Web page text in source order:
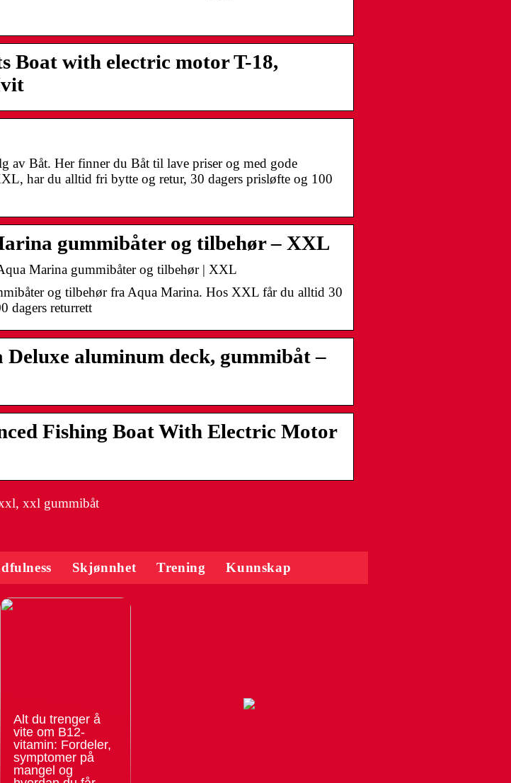
Boat with electric motor T-18,
av Båt. Her finner du Båt til lave priser og med gode
har du alltid fri bytte og retur, 30 dagers prisløfte og 100
gummibåter og tilbehør – XXL
Marina gummibåter og tilbehør | XXL
og tilbehør fra Aqua Marina. Hos XXL får du alltid 30
dagers returrett
aluminum deck, gummibåt –
Fishing Boat With Electric Motor
xxl gummibåt
Skjønnhet Trening Kunnskap
Alt du trenger å
vite om B12-
vitamin: Fordeler,
symptomer på
mangel og